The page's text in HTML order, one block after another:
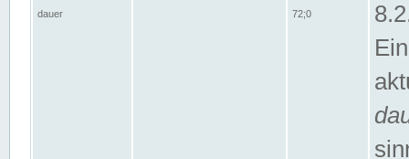
dauer 72;0